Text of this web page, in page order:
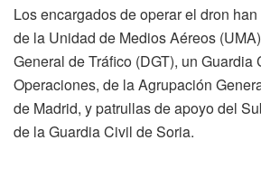
Los encargados de operar el dron
de la Unidad de Medios Aéreos
General de Tráfico (DGT), un Guardia
Operaciones, de la Agrupación
de Madrid, y patrullas de apoyo del
de la Guardia Civil de Soria.